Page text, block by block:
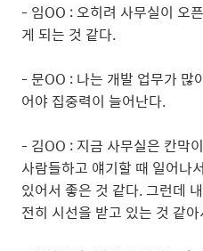
- 임OO : 오히려 사무실이 오
게 되는 것 같다.
- 문OO : 나는 개발 업무가 많
어야 집중력이 늘어난다.
- 김OO : 지금 사무실은 칸막
사람들하고 얘기할 때 일어나
있어서 좋은 것 같다. 그런데
전히 시선을 받고 있는 것 같